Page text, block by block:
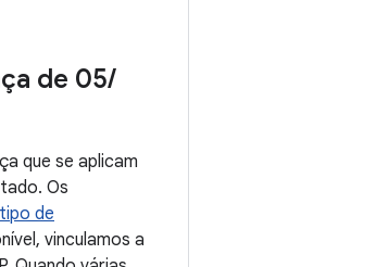
de 05/
que se aplicam
Os
tipo de
vinculamos a